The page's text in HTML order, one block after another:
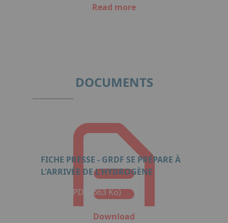
Read more
DOCUMENTS
FICHE PRESSE - GRDF SE PRÉPARE À
L'ARRIVÉE DE L'HYDROGÈNE
Format: PDF (663 Ko)
Download